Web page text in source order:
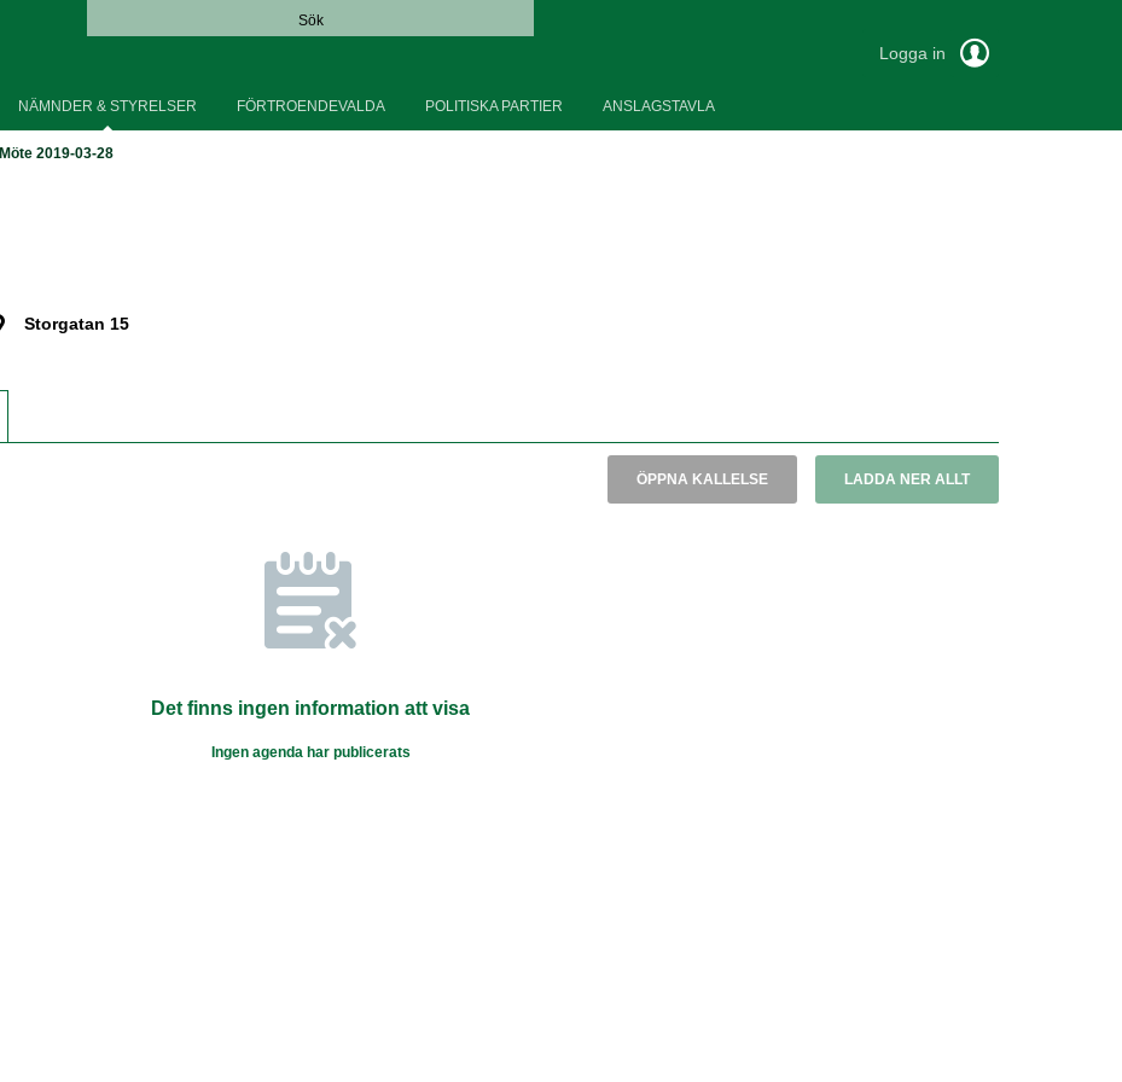
Sök
Logga in
NÄMNDER & STYRELSER FÖRTROENDEVALDA POLITISKA PARTIER ANSLAGSTAVLA
Möte 2019-03-28
Storgatan 15
ÖPPNA KALLELSE LADDA NER ALLT
Det finns ingen information att visa
Ingen agenda har publicerats